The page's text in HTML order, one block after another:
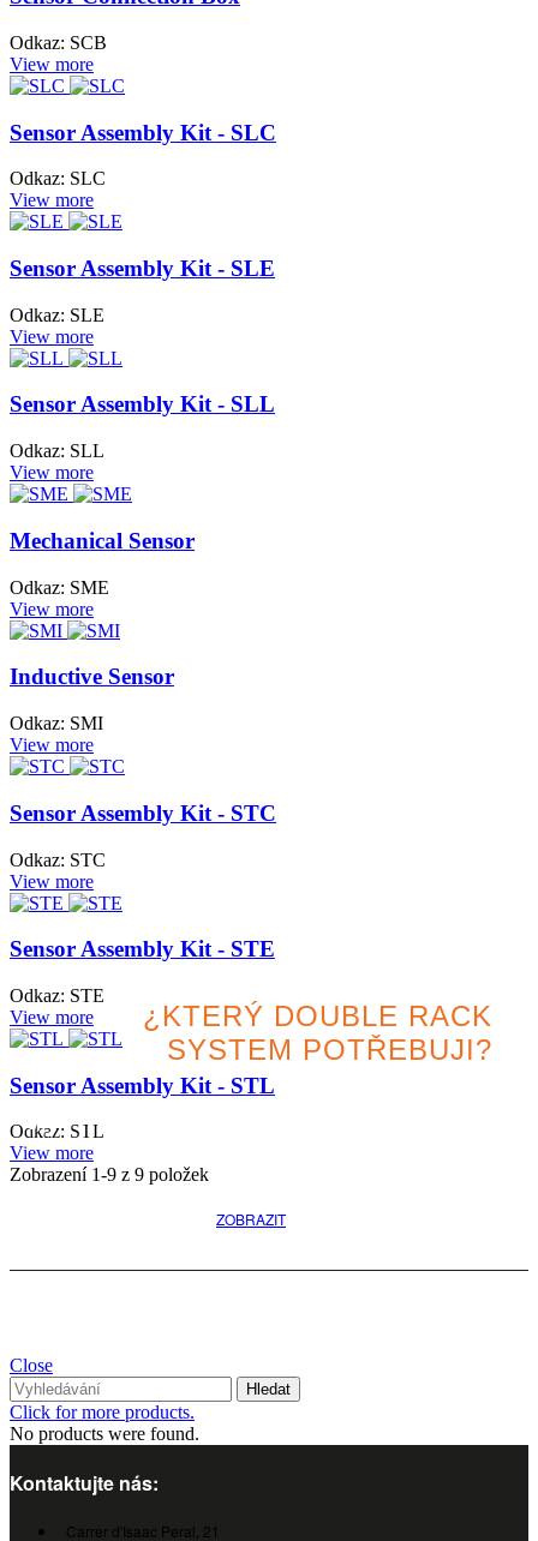
Odkaz: SCB
View more
Sensor Assembly Kit - SLC
Odkaz: SLC
View more
Sensor Assembly Kit - SLE
Odkaz: SLE
View more
Sensor Assembly Kit - SLL
Odkaz: SLL
View more
Mechanical Sensor
Odkaz: SME
View more
Inductive Sensor
Odkaz: SMI
View more
Sensor Assembly Kit - STC
Odkaz: STC
View more
Sensor Assembly Kit - STE
Odkaz: STE
View more
Sensor Assembly Kit - STL
Odkaz: STL
View more
Zobrazení 1-9 z 9 položek
¿KTERÝ DOUBLE RACK
SYSTEM POTŘEBUJI?
Vyhledejte nejlepší variantu
ZOBRAZIT
Close
Hledat
Click for more products.
No products were found.
Kontaktujte nás:
Carrer d'Isaac Peral, 21